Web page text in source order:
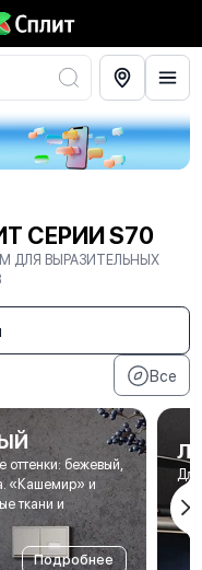
СЕРИИ S70
ДЛЯ ВЫРАЗИТЕЛЬНЫХ
Все
оттенки: бежевый,
«Кашемир» и
ткани и
Подробнее
Для